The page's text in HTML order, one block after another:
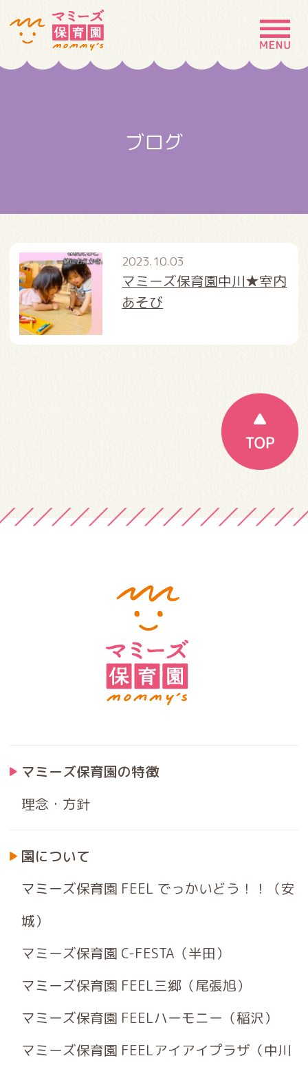
MENU
採用情報 お問い合わせ
ブログ
2023.10.03
マミーズ保育園中川★室内
あそび
マミーズ保育園の特徴
理念・方針
園について
マミーズ保育園 FEEL でっかいどう！！（安
城）
マミーズ保育園 C-FESTA（半田）
マミーズ保育園 FEEL三郷（尾張旭）
マミーズ保育園 FEELハーモニー（稲沢）
マミーズ保育園 FEELアイアイプラザ（中川